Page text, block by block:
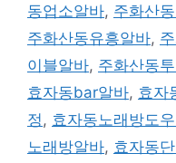
동업소알바, 주화산
주화산동유흥알바,
이블알바, 주화산동
효자동bar알바, 효자
정 , 효자동노래방도
노래방알바, 효자동